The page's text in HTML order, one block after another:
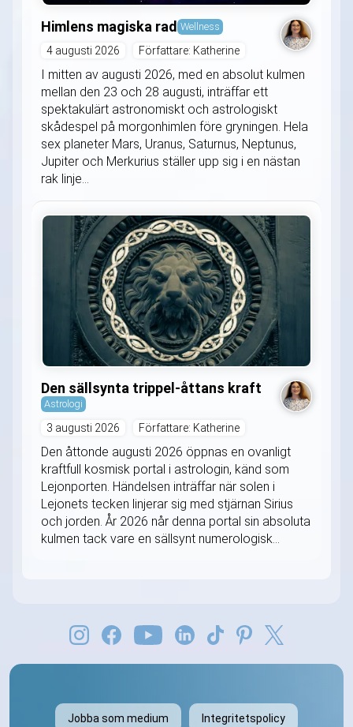
Himlens magiska rad Wellness
4 augusti 2026 Författare: Katherine
I mitten av augusti 2026, med en absolut kulmen
mellan den 23 och 28 augusti, inträffar ett
spektakulärt astronomiskt och astrologiskt
skådespel på morgonhimlen före gryningen. Hela
sex planeter Mars, Uranus, Saturnus, Neptunus,
Jupiter och Merkurius ställer upp sig i en nästan
rak linje...
Den sällsynta trippel-åttans kraft
Astrologi
3 augusti 2026 Författare: Katherine
Den åttonde augusti 2026 öppnas en ovanligt
kraftfull kosmisk portal i astrologin, känd som
Lejonporten. Händelsen inträffar när solen i
Lejonets tecken linjerar sig med stjärnan Sirius
och jorden. År 2026 når denna portal sin absoluta
kulmen tack vare en sällsynt numerologisk...
Jobba som medium Integritetspolicy